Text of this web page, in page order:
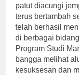
patut diacungi
terus bertambah
telah berhasil
di berbagai
Program Studi
bangga melihat
kesuksesan dan